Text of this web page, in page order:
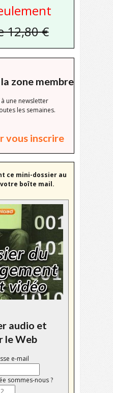
12,80 €
zone membre
une newsletter
les semaines.
vous inscrire
ce mini-dossier au
boîte mail.
audio et
le Web
e-mail
sommes-nous ?